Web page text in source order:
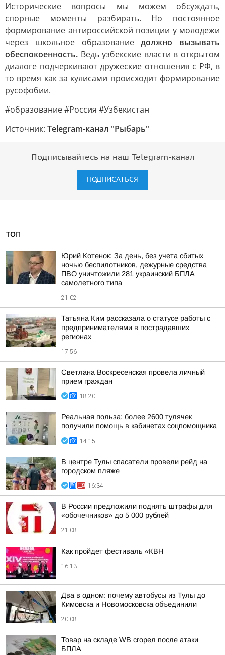
Исторические вопросы мы можем обсуждать,
спорные моменты разбирать. Но постоянное
формирование антироссийской позиции у молодежи
через школьное образованиедолжно вызывать
обеспокоенность. Ведь узбекские власти в открытом
диалоге подчеркивают дружеские отношения с РФ, в
то время как за кулисами происходит формирование
русофобии.
#образование #Россия #Узбекистан
Источник: Telegram-канал "Рыбарь"
Подписывайтесь на наш Telegram-канал
ПОДПИСАТЬСЯ
ТОП
Юрий Котенок: За день, без учета сбитых
ночью беспилотников, дежурные средства
ПВО уничтожили 281 украинский БПЛА
самолетного типа
21:02
Татьяна Ким рассказала о статусе работы с
предпринимателями в пострадавших
регионах
17:56
Светлана Воскресенская провела личный
прием граждан
18:20
Реальная польза: более 2600 тулячек
получили помощь в кабинетах соцпомощника
14:15
В центре Тулы спасатели провели рейд на
городском пляже
16:34
В России предложили поднять штрафы для
«обочечников» до 5 000 рублей
21:08
Как пройдет фестиваль «КВН
16:13
Два в одном: почему автобусы из Тулы до
Кимовска и Новомосковска объединили
20:08
Товар на складе WB сгорел после атаки
БПЛА